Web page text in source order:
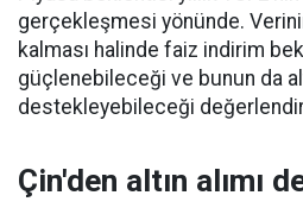
gerçekleşmesi yönünde.
kalması halinde faiz indirim
güçlenebileceği ve bunun da
destekleyebileceği
Çin'den altın alımı